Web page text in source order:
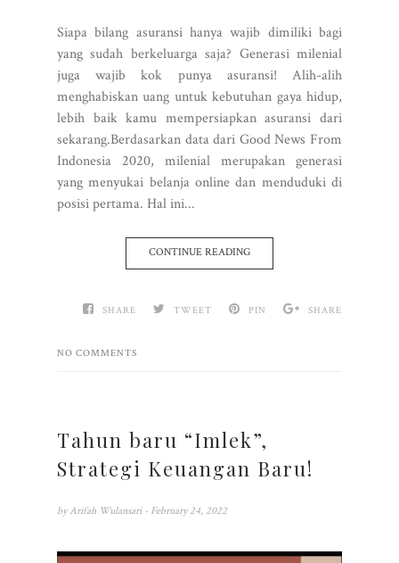
Siapa bilang asuransi hanya wajib dimiliki bagi
yang sudah berkeluarga saja? Generasi milenial
juga wajib kok punya asuransi! Alih-alih
menghabiskan uang untuk kebutuhan gaya hidup,
lebih baik kamu mempersiapkan asuransi dari
sekarang.Berdasarkan data dari Good News From
Indonesia 2020, milenial merupakan generasi
yang menyukai belanja online dan menduduki di
posisi pertama. Hal ini...
CONTINUE READING
SHARE TWEET PIN SHARE
NO COMMENTS
Tahun baru “Imlek”,
Strategi Keuangan Baru!
by Arifah Wulansari - February 24, 2022